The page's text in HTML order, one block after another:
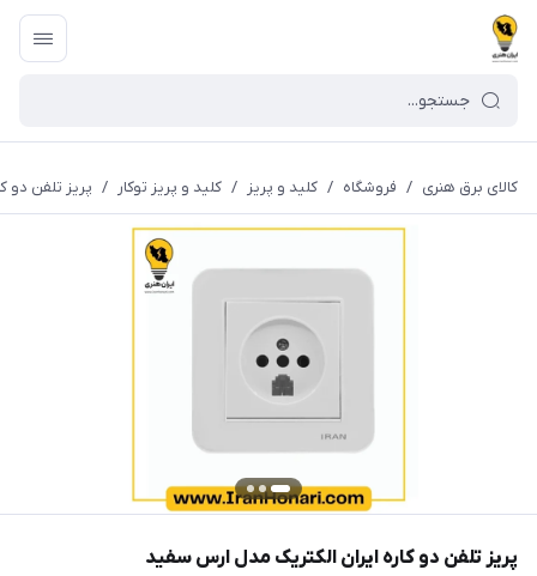
کالای برق هنری / فروشگاه / کلید و پریز / کلید و پریز توکار / پریز تلفن دو
پریز تلفن دو کاره ایران الکتریک مدل ارس سفید